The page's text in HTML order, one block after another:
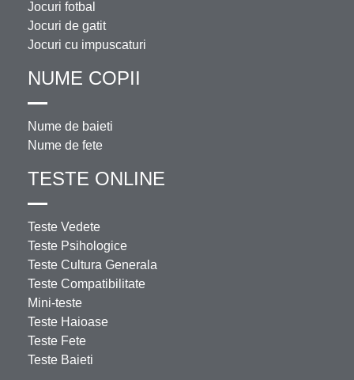
Jocuri fotbal
Jocuri de gatit
Jocuri cu impuscaturi
NUME COPII
Nume de baieti
Nume de fete
TESTE ONLINE
Teste Vedete
Teste Psihologice
Teste Cultura Generala
Teste Compatibilitate
Mini-teste
Teste Haioase
Teste Fete
Teste Baieti